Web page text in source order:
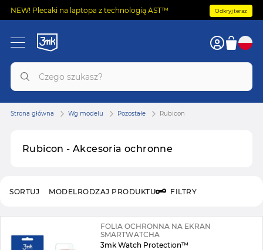
NEW! Plecaki na laptopa z technologią AST™ Odkryj teraz
Rubicon - Akcesoria ochronne
Strona główna Wg modelu Pozostałe Rubicon
MODELRODZAJ PRODUKTU FILTRY
SORTUJ
FOLIA OCHRONNA NA EKRAN
SMARTWATCHA
3mk Watch Protection™